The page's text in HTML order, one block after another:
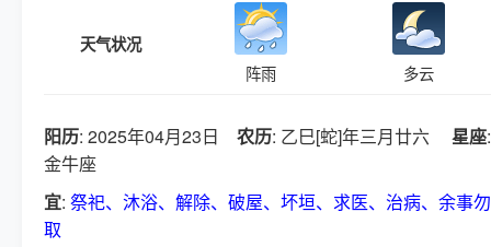
天气状况
阵雨 多云
阳历: 2025年04月23日 农历: 乙巳[蛇]年三月廿六 星座:
金牛座
宜: 祭祀、沐浴、解除、破屋、坏垣、求医、治病、余事勿
取